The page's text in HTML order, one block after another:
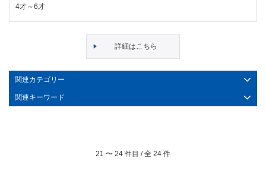
4才～6才
詳細はこちら
関連カテゴリー
関連キーワード
21 〜 24 件目 / 全 24 件